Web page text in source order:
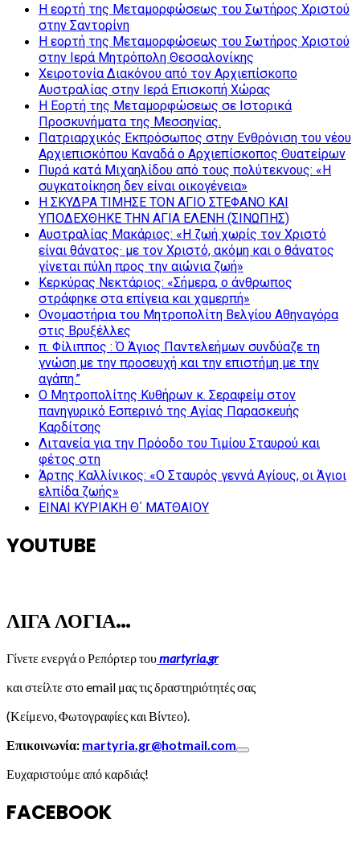
Η εορτή της Μεταμορφώσεως του Σωτήρος Χριστού
στην Σαντορίνη
Η εορτή της Μεταμορφώσεως του Σωτήρος Χριστού
στην Ιερά Μητρόπολη Θεσσαλονίκης
Χειροτονία Διακόνου από τον Αρχιεπίσκοπο
Αυστραλίας στην Ιερά Επισκοπή Χώρας
Η Εορτή της Μεταμορφώσεως σε Ιστορικά
Προσκυνήματα της Μεσσηνίας.
Πατριαρχικός Εκπρόσωπος στην Ενθρόνιση του νέου
Αρχιεπισκόπου Καναδά ο Αρχιεπίσκοπος Θυατείρων
Πυρά κατά Μιχαηλίδου από τους πολύτεκνους: «Η
συγκατοίκηση δεν είναι οικογένεια»
Η ΣΚΥΔΡΑ ΤΙΜΗΣΕ ΤΟΝ ΑΓΙΟ ΣΤΕΦΑΝΟ ΚΑΙ
ΥΠΟΔΕΧΘΗΚΕ ΤΗΝ ΑΓΙΑ ΕΛΕΝΗ (ΣΙΝΩΠΗΣ)
Αυστραλίας Μακάριος: «Η ζωή χωρίς τον Χριστό
είναι θάνατος· με τον Χριστό, ακόμη και ο θάνατος
γίνεται πύλη προς την αιώνια ζωή»
Κερκύρας Νεκτάριος: «Σήμερα, ο άνθρωπος
στράφηκε στα επίγεια και χαμερπή»
Ονομαστήρια του Μητροπολίτη Βελγίου Αθηναγόρα
στις Βρυξέλλες
π. Φίλιππος : Ό Άγιος Παντελεήμων συνδύαζε τη
γνώση με την προσευχή και την επιστήμη με την
αγάπη.”
Ο Μητροπολίτης Κυθήρων κ. Σεραφείμ στον
πανηγυρικό Εσπερινό της Αγίας Παρασκευής
Καρδίτσης
Λιτανεία για την Πρόοδο του Τιμίου Σταυρού και
φέτος στη
Άρτης Καλλίνικος: «Ο Σταυρός γεννά Αγίους, οι Άγιοι
ελπίδα ζωής»
ΕΙΝΑΙ ΚΥΡΙΑΚΗ Θ΄ ΜΑΤΘΑΙΟΥ
YOUTUBE
ΛΙΓΑ ΛΟΓΙΑ…
Γίνετε ενεργά ο Ρεπόρτερ τουmartyria.gr
και στείλτε στο email μας τις δραστηριότητές σας
(Κείμενο, Φωτογραφίες και Βίντεο).
Επικοινωνία: martyria.gr@hotmail.com
Ευχαριστούμε από καρδιάς!
FACEBOOK